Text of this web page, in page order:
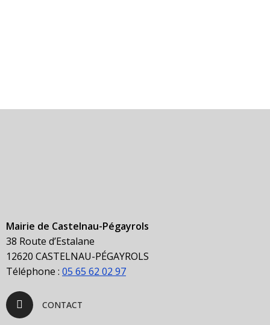
Mairie de Castelnau-Pégayrols
38 Route d’Estalane
12620 CASTELNAU-PÉGAYROLS
Téléphone : 05 65 62 02 97
CONTACT